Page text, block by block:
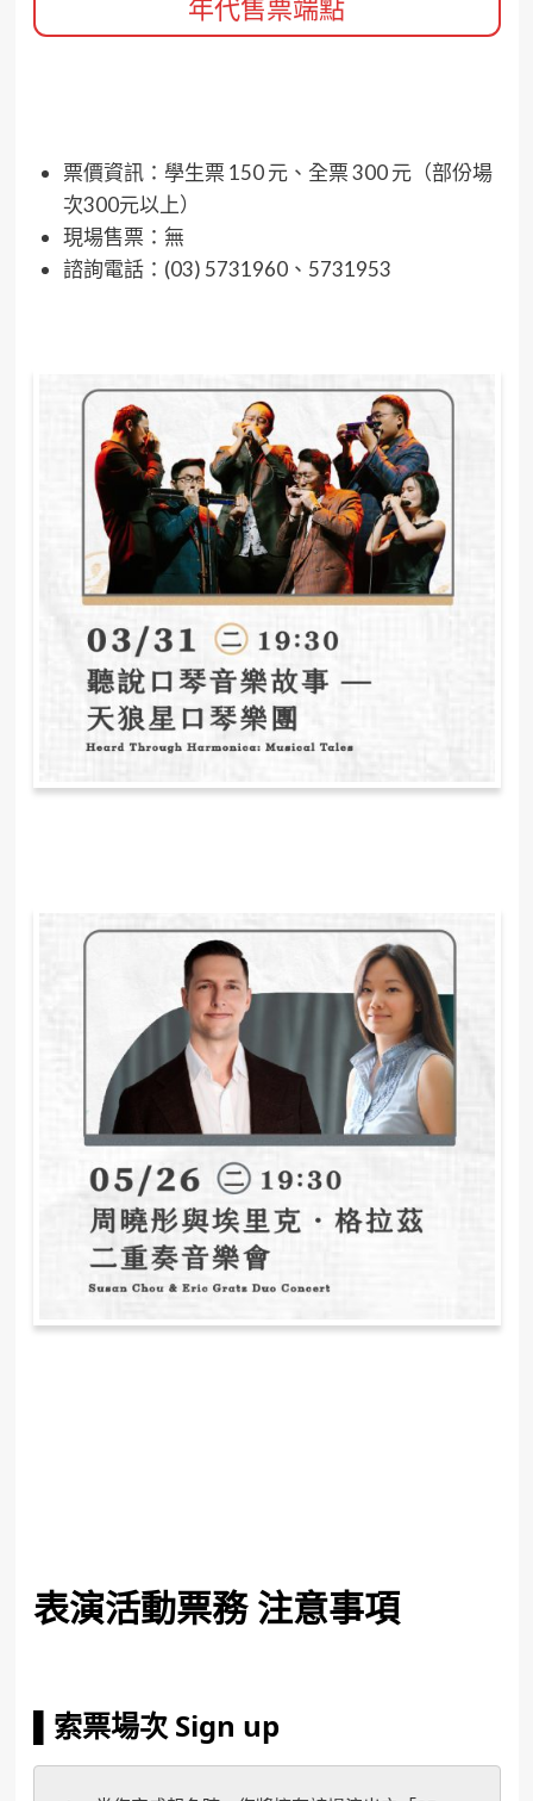
年代售票端點
票價資訊：學生票 150 元、全票 300 元（部份場
次300元以上）
現場售票：無
諮詢電話：(03) 5731960、5731953
表演活動票務注意事項
▌索票場次 Sign up